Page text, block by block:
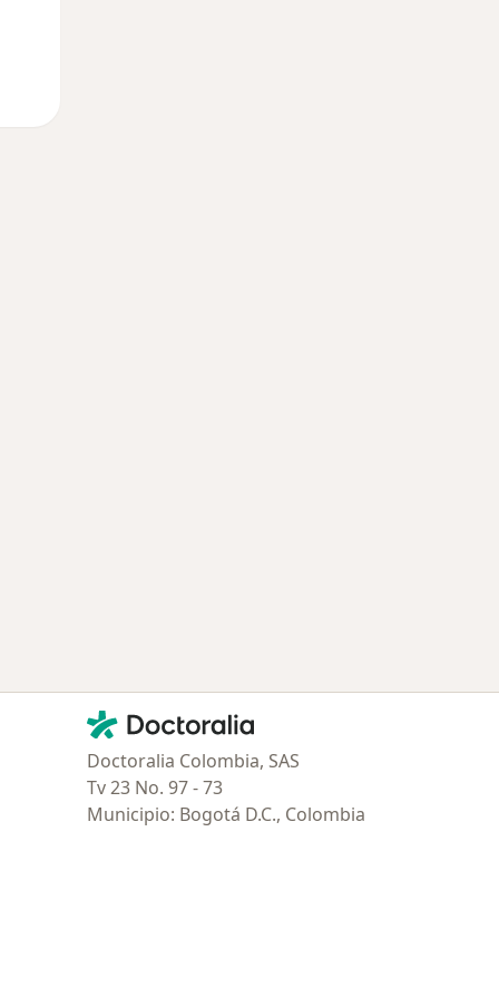
Contacto
Doctoralia - Página de inicio
Doctoralia Colombia, SAS
Tv 23 No. 97 - 73
Municipio: Bogotá D.C., Colombia